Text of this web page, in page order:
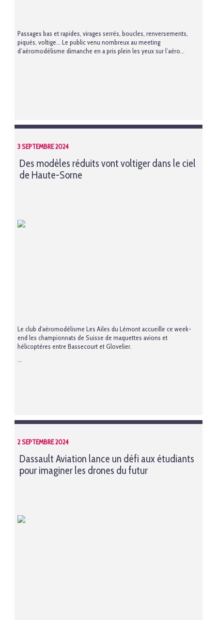
Passages bas et rapides, virages serrés, boucles, renversements,
piqués, voltige… Le public venu nombreux au meeting
d’aéromodélisme dimanche en a pris plein les yeux sur l’aéro...
3 SEPTEMBRE 2024
Des modèles réduits vont voltiger dans le ciel
de Haute-Sorne
Le club d'aéromodélisme Les Ailes du Lémont accueille ce week-
end les championnats de Suisse de maquettes avions et
hélicoptères entre Bassecourt et Glovelier.
2 SEPTEMBRE 2024
Dassault Aviation lance un défi aux étudiants
pour imaginer les drones du futur